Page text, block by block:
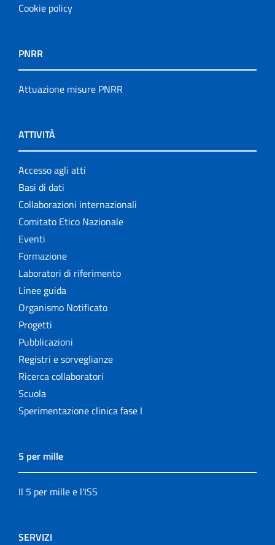
Cookie policy
PNRR
Attuazione misure PNRR
ATTIVITÀ
Accesso agli atti
Basi di dati
Collaborazioni internazionali
Comitato Etico Nazionale
Eventi
Formazione
Laboratori di riferimento
Linee guida
Organismo Notificato
Progetti
Pubblicazioni
Registri e sorveglianze
Ricerca collaboratori
Scuola
Sperimentazione clinica fase I
5 per mille
Il 5 per mille e l'ISS
SERVIZI